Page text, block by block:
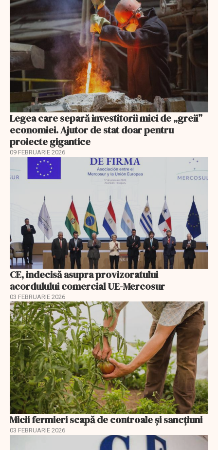
Legea care separă investitorii mici de „greii”
economiei. Ajutor de stat doar pentru
proiecte gigantice
09 FEBRUARIE 2026
CE, indecisă asupra provizoratului
acordulului comercial UE-Mercosur
03 FEBRUARIE 2026
Micii fermieri scapă de controale și sancțiuni
03 FEBRUARIE 2026